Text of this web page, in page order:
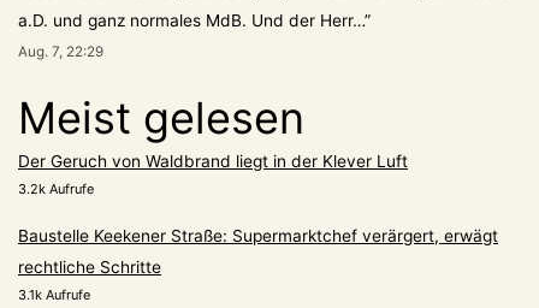
a.D. und ganz normales MdB. Und der Herr…”
Aug. 7, 22:29
Meist gelesen
Der Geruch von Waldbrand liegt in der Klever Luft
3.2k Aufrufe
Baustelle Keekener Straße: Supermarktchef verärgert, erwägt
rechtliche Schritte
3.1k Aufrufe